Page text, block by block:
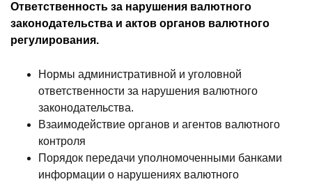
Ответственность за нарушения валютного
законодательства и актов органов валютного
регулирования.
Нормы административной и уголовной
ответственности за нарушения валютного
законодательства.
Взаимодействие органов и агентов валютного
контроля
Порядок передачи уполномоченными банками
информации о нарушениях валютного